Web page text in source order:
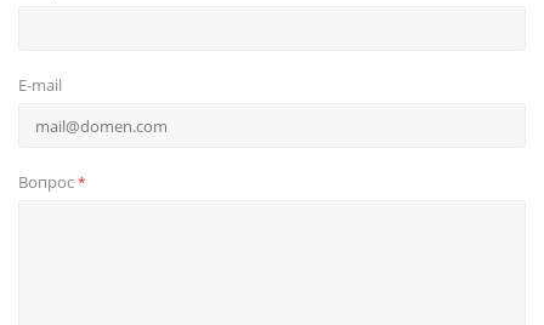
E-mail
Вопрос*